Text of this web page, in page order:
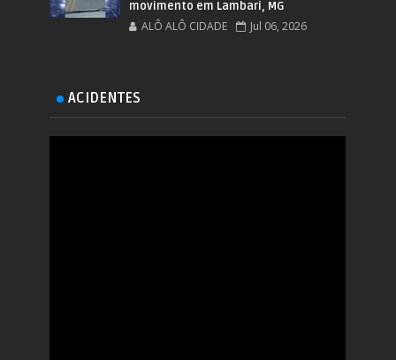
movimento em Lambari, MG
ALÔ ALÔ CIDADE Jul 06, 2026
ACIDENTES